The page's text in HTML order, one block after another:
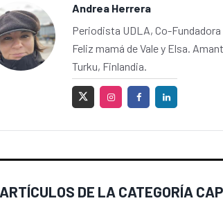
Andrea Herrera
Periodista UDLA, Co-
Feliz mamá de Vale y Elsa.
Turku, Finlandia.
DE LA CATEGORÍA